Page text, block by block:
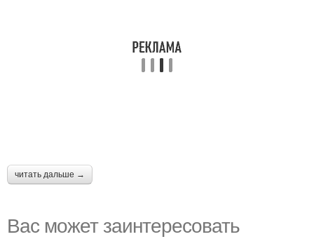
читать дальше →
Вас может заинтересовать